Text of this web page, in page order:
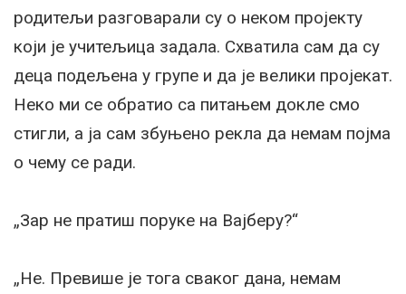
родитељи разговарали су о неком пројекту
који је учитељица задала. Схватила сам да су
деца подељена у групе и да је велики пројекат.
Неко ми се обратио са питањем докле смо
стигли, а ја сам збуњено рекла да немам појма
о чему се ради.
„Зар не пратиш поруке на Вајберу?“
„Не. Превише је тога сваког дана, немам